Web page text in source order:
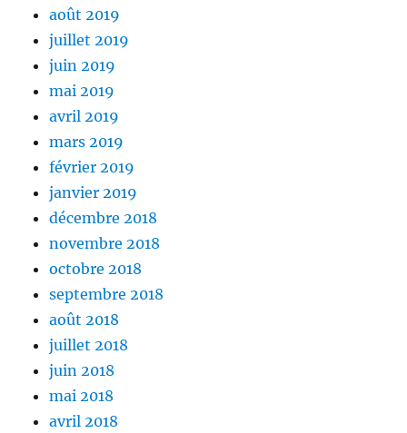
août 2019
juillet 2019
juin 2019
mai 2019
avril 2019
mars 2019
février 2019
janvier 2019
décembre 2018
novembre 2018
octobre 2018
septembre 2018
août 2018
juillet 2018
juin 2018
mai 2018
avril 2018